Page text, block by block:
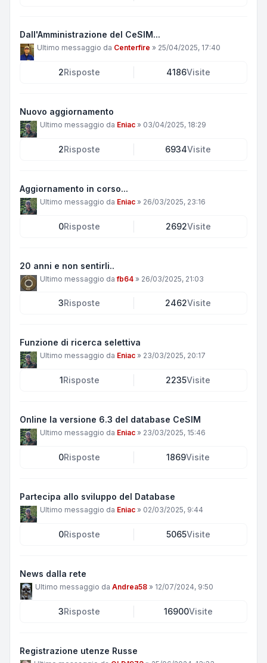
Dall'Amministrazione del CeSIM...
Ultimo messaggio da Centerfire » 25/04/2025, 17:40
2Risposte 4186Visite
Nuovo aggiornamento
Ultimo messaggio da Eniac » 03/04/2025, 18:29
2Risposte 6934Visite
Aggiornamento in corso...
Ultimo messaggio da Eniac » 26/03/2025, 23:16
0Risposte 2692Visite
20 anni e non sentirli..
Ultimo messaggio dafb64 » 26/03/2025, 21:03
3Risposte 2462Visite
Funzione di ricerca selettiva
Ultimo messaggio da Eniac » 23/03/2025, 20:17
1Risposte 2235Visite
Online la versione 6.3 del database CeSIM
Ultimo messaggio da Eniac » 23/03/2025, 15:46
0Risposte 1869Visite
Partecipa allo sviluppo del Database
Ultimo messaggio da Eniac » 02/03/2025, 9:44
0Risposte 5065Visite
News dalla rete
Ultimo messaggio da Andrea58 » 12/07/2024, 9:50
3Risposte 16900Visite
Registrazione utenze Russe